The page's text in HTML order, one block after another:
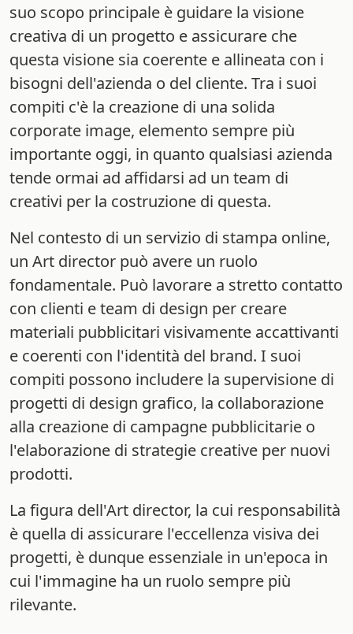
suo scopo principale è guidare la visione
creativa di un progetto e assicurare che
questa visione sia coerente e allineata con i
bisogni dell'azienda o del cliente. Tra i suoi
compiti c'è la creazione di una solida
corporate image, elemento sempre più
importante oggi, in quanto qualsiasi azienda
tende ormai ad affidarsi ad un team di
creativi per la costruzione di questa.
Nel contesto di un servizio di stampa online,
un Art director può avere un ruolo
fondamentale. Può lavorare a stretto contatto
con clienti e team di design per creare
materiali pubblicitari visivamente accattivanti
e coerenti con l'identità del brand. I suoi
compiti possono includere la supervisione di
progetti di design grafico, la collaborazione
alla creazione di campagne pubblicitarie o
l'elaborazione di strategie creative per nuovi
prodotti.
La figura dell'Art director, la cui responsabilità
è quella di assicurare l'eccellenza visiva dei
progetti, è dunque essenziale in un'epoca in
cui l'immagine ha un ruolo sempre più
rilevante.